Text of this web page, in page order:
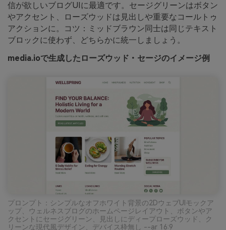
信が欲しいブログUIに最適です。セージグリーンはボタン
やアクセント、ローズウッドは見出しや重要なコールトゥ
アクションに。コツ：ミッドブラウン同士は同じテキスト
ブロックに使わず、どちらかに統一しましょう。
media.ioで生成したローズウッド・セージのイメージ例
プロンプト：シンプルなオフホワイト背景の2DウェブUIモックア
ップ、ウェルネスブログのホームページレイアウト、ボタンやア
クセントにセージグリーン、見出しにディープローズウッド、ク
リーンな現代風デザイン、デバイス枠無し --ar 16:9